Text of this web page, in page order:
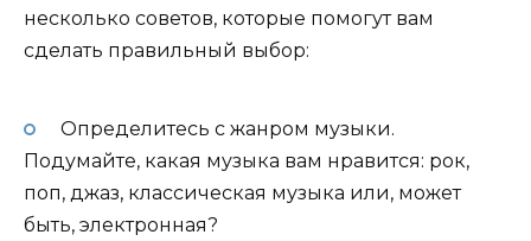
несколько советов, которые помогут вам
сделать правильный выбор:
Определитесь с жанром музыки.
Подумайте, какая музыка вам нравится: рок,
поп, джаз, классическая музыка или, может
быть, электронная?